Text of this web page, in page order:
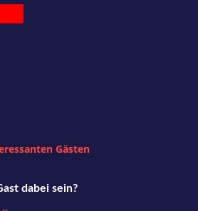
Gästen
dabei sein?